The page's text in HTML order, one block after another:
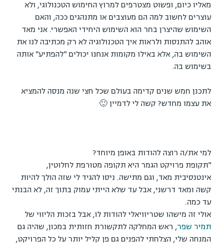
מאליו כיום, ופשוט מצטרפים למרוץ החימוש הטכנולוגי, ולא
עוצרים לחשוב למה הם מעוצבים או מתנהגים ככה, והאם
השימוש שהיצרן בחר הוא השימוש היחידי האפשרי. אני מאד
אוהב להתנסות ולראות איך הטכנולוגיה לא רק מכתיבה לנו את
השימוש בה, אלא באילו מקומות אנחנו יכולים "להפתיע" אותה
בשימוש בה.
לתכנן חמש שנים קדימה בעולם שכל חצי שנה מנסה להמציא
את עצמו מחדש? קשה לי לדמיין 🙂
למי את/ה רוצה להודות באופן מיוחד?
"תקופת פרויקט הגמר היא תקופה מטורפת לחלוטין,
אינטנסיבית מאד, וגם מתישה. ניסו להגיד לי שזה הולך להיות
קשה ומאד דרשני, אבל עד שלא הייתי עמוק בתוך זה, לא הבנתי
עד כמה.
אולי זה מישהו שטריוויאלי להודות לו, אבל בזכות הליווי של
תמיר שפר, ראש המחלקה לתקשורת חזותית במכון, שהיה גם
המנחה שלי, הצלחתי להפנים גם פן קליל יותר על כל הפרויקט,